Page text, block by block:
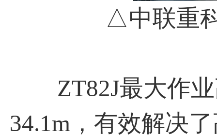
△中联重科
ZT82J最大作业
34.1m，有效解决